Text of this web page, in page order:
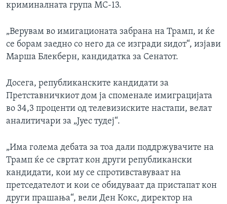
криминалната група МС-13.
„Верувам во имигационата забрана на Трамп, и ќе
се борам заедно со него да се изгради ѕидот“, изјави
Марша Блекберн, кандидатка за Сенатот.
Досега, републиканските кандидати за
Претставничкиот дом ја споменале имиграцијата
во 34,3 проценти од телевизиските настапи, велат
аналитичари за „Јуес тудеј“.
„Има голема дебата за тоа дали поддржувачите на
Трамп ќе се свртат кон други републикански
кандидати, кои му се спротивставуваат на
претседателот и кои се обидуваат да пристапат кон
други прашања“, вели Ден Кокс, директор на